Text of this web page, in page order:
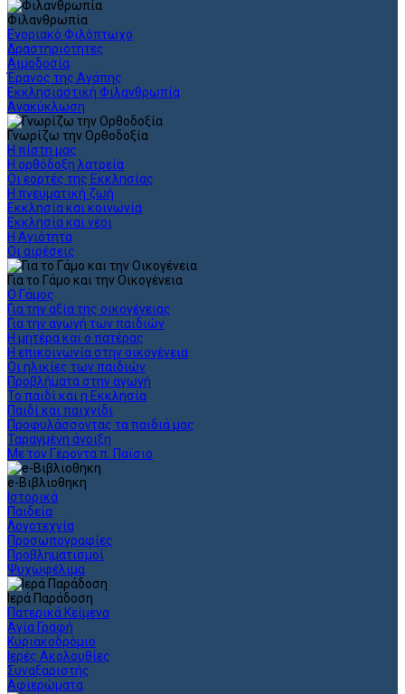
Φιλανθρωπία
Ενοριακό Φιλόπτωχο
Δραστηριότητες
Αιμοδοσία
Έρανος της Αγάπης
Εκκλησιαστική Φιλανθρωπία
Ανακύκλωση
Γνωρίζω την Ορθοδοξία
Η πίστη μας
Η ορθόδοξη λατρεία
Οι εορτές της Εκκλησίας
Η πνευματική ζωή
Εκκλησία και κοινωνία
Εκκλησία και νέοι
Η Αγιότητα
Οι αιρέσεις
Για το Γάμο και την Οικογένεια
Ο Γάμος
Για την αξία της οικογένειας
Για την αγωγή των παιδιών
Η μητέρα και ο πατέρας
Η επικοινωνία στην οικογένεια
Οι ηλικίες των παιδιών
Προβλήματα στην αγωγή
Το παιδί και η Εκκλησία
Παιδί και παιχνίδι
Προφυλάσσοντας τα παιδιά μας
Ταραγμένη άνοιξη
Με τον Γέροντα π. Παϊσιο
e-Βιβλιοθηκη
Ιστορικά
Παιδεία
Λογοτεχνία
Προσωπογραφίες
Προβληματισμοί
Ψυχωφέλιμα
Ιερά Παράδοση
Πατερικά Κείμενα
Αγία Γραφή
Κυριακοδρόμιο
Ιερές Ακολουθίες
Συναξαριστής
Αφιερώματα